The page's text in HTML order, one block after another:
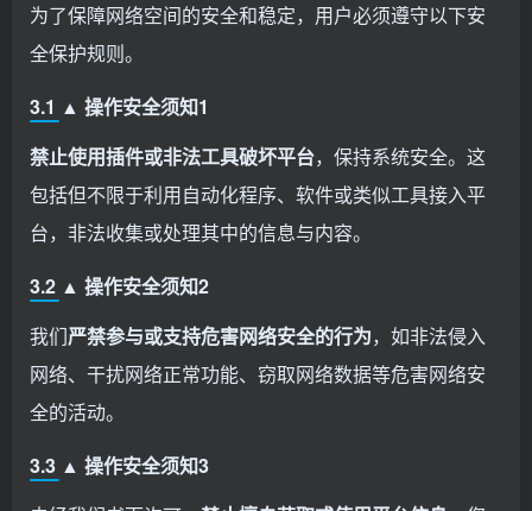
为了保障网络空间的安全和稳定，用户必须遵守以下安
全保护规则。
3.1 ▲ 操作安全须知1
禁止使用插件或非法工具破坏平台，保持系统安全。这
包括但不限于利用自动化程序、软件或类似工具接入平
台，非法收集或处理其中的信息与内容。
3.2 ▲ 操作安全须知2
我们严禁参与或支持危害网络安全的行为，如非法侵入
网络、干扰网络正常功能、窃取网络数据等危害网络安
全的活动。
3.3 ▲ 操作安全须知3